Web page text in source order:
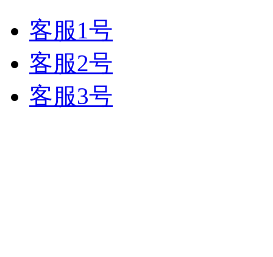
客服1号
客服2号
客服3号